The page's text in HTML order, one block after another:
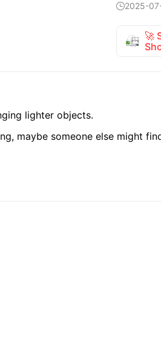
2025-
🚀
lighter objects.
maybe someone else might